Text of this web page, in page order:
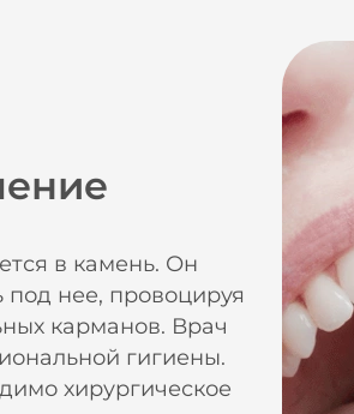
в камень. Он
под нее, провоцируя
карманов. Врач
гигиены.
хирургическое